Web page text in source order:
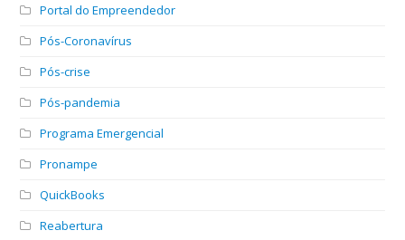
Portal do Empreendedor
Pós-Coronavírus
Pós-crise
Pós-pandemia
Programa Emergencial
Pronampe
QuickBooks
Reabertura